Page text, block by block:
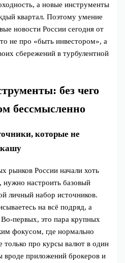
а новые инструменты
квартал. Поэтому умение
новости России сегодня от
не про «быть инвестором», а
сбережений в турбулентной
без чего
бессмысленно
которые не
кашу
рынков России начали хоть
нужно настроить базовый
личный набор источников.
на всё подряд, а
это пара крупных
фокусом, где нормально
только про курсы валют в один
вроде приложений брокеров и